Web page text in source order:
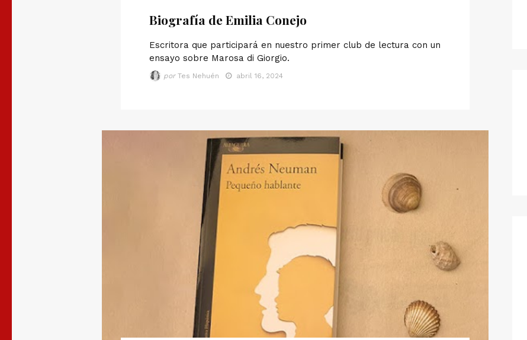
Biografía de Emilia Conejo
Escritora que participará en nuestro primer club de lectura con un
ensayo sobre Marosa di Giorgio.
por Tes Nehuén abril 16, 2024